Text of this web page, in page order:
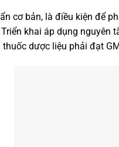
cơ bản, là điều kiện để
khai áp dụng nguyên
dược liệu phải đạt